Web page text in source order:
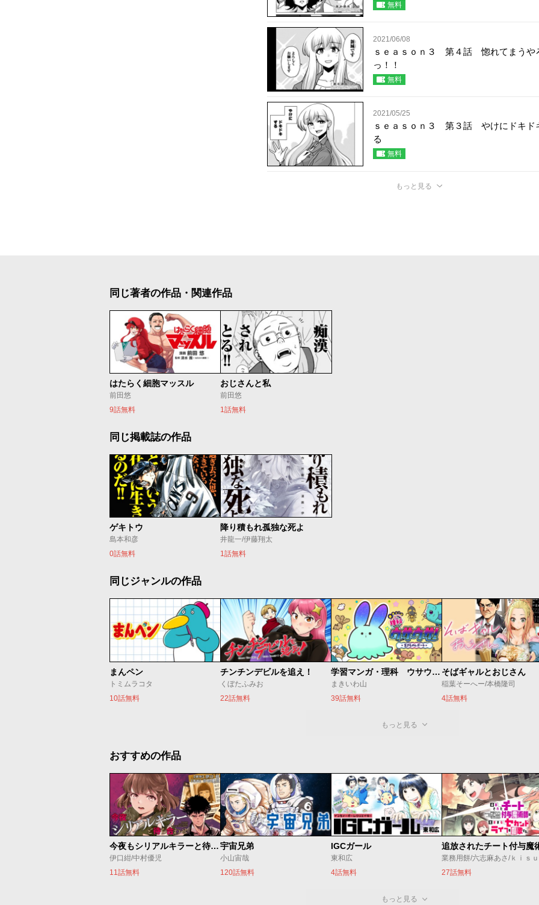
無料
2021/06/08
ｓｅａｓｏｎ３ 第４話 惚れてまうや
っ！！
無料
2021/05/25
ｓｅａｓｏｎ３ 第３話 やけにドキド
る
無料
もっと見る
同じ著者の作品・関連作品
はたらく細胞マッスル
前田悠
9話無料
おじさんと私
前田悠
1話無料
同じ掲載誌の作品
ゲキトウ
島本和彦
0話無料
降り積もれ孤独な死よ
井龍一/伊藤翔太
1話無料
同じジャンルの作品
まんペン
トミムラコタ
10話無料
チンチンデビルを追え！
くぼたふみお
22話無料
学習マンガ・理科 ウサウサ！
まきいわ山
39話無料
そばギャルとおじさん
稲葉そーへー/本橋隆司
4話無料
もっと見る
おすすめの作品
今夜もシリアルキラーと待ち合わせ
伊口紺/中村優児
11話無料
宇宙兄弟
小山宙哉
120話無料
IGCガール
東和広
4話無料
業務用餅/六志麻あさ/ｋｉｓ
27話無料
もっと見る